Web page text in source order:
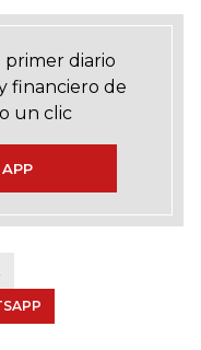
primer diario
financiero de
un clic